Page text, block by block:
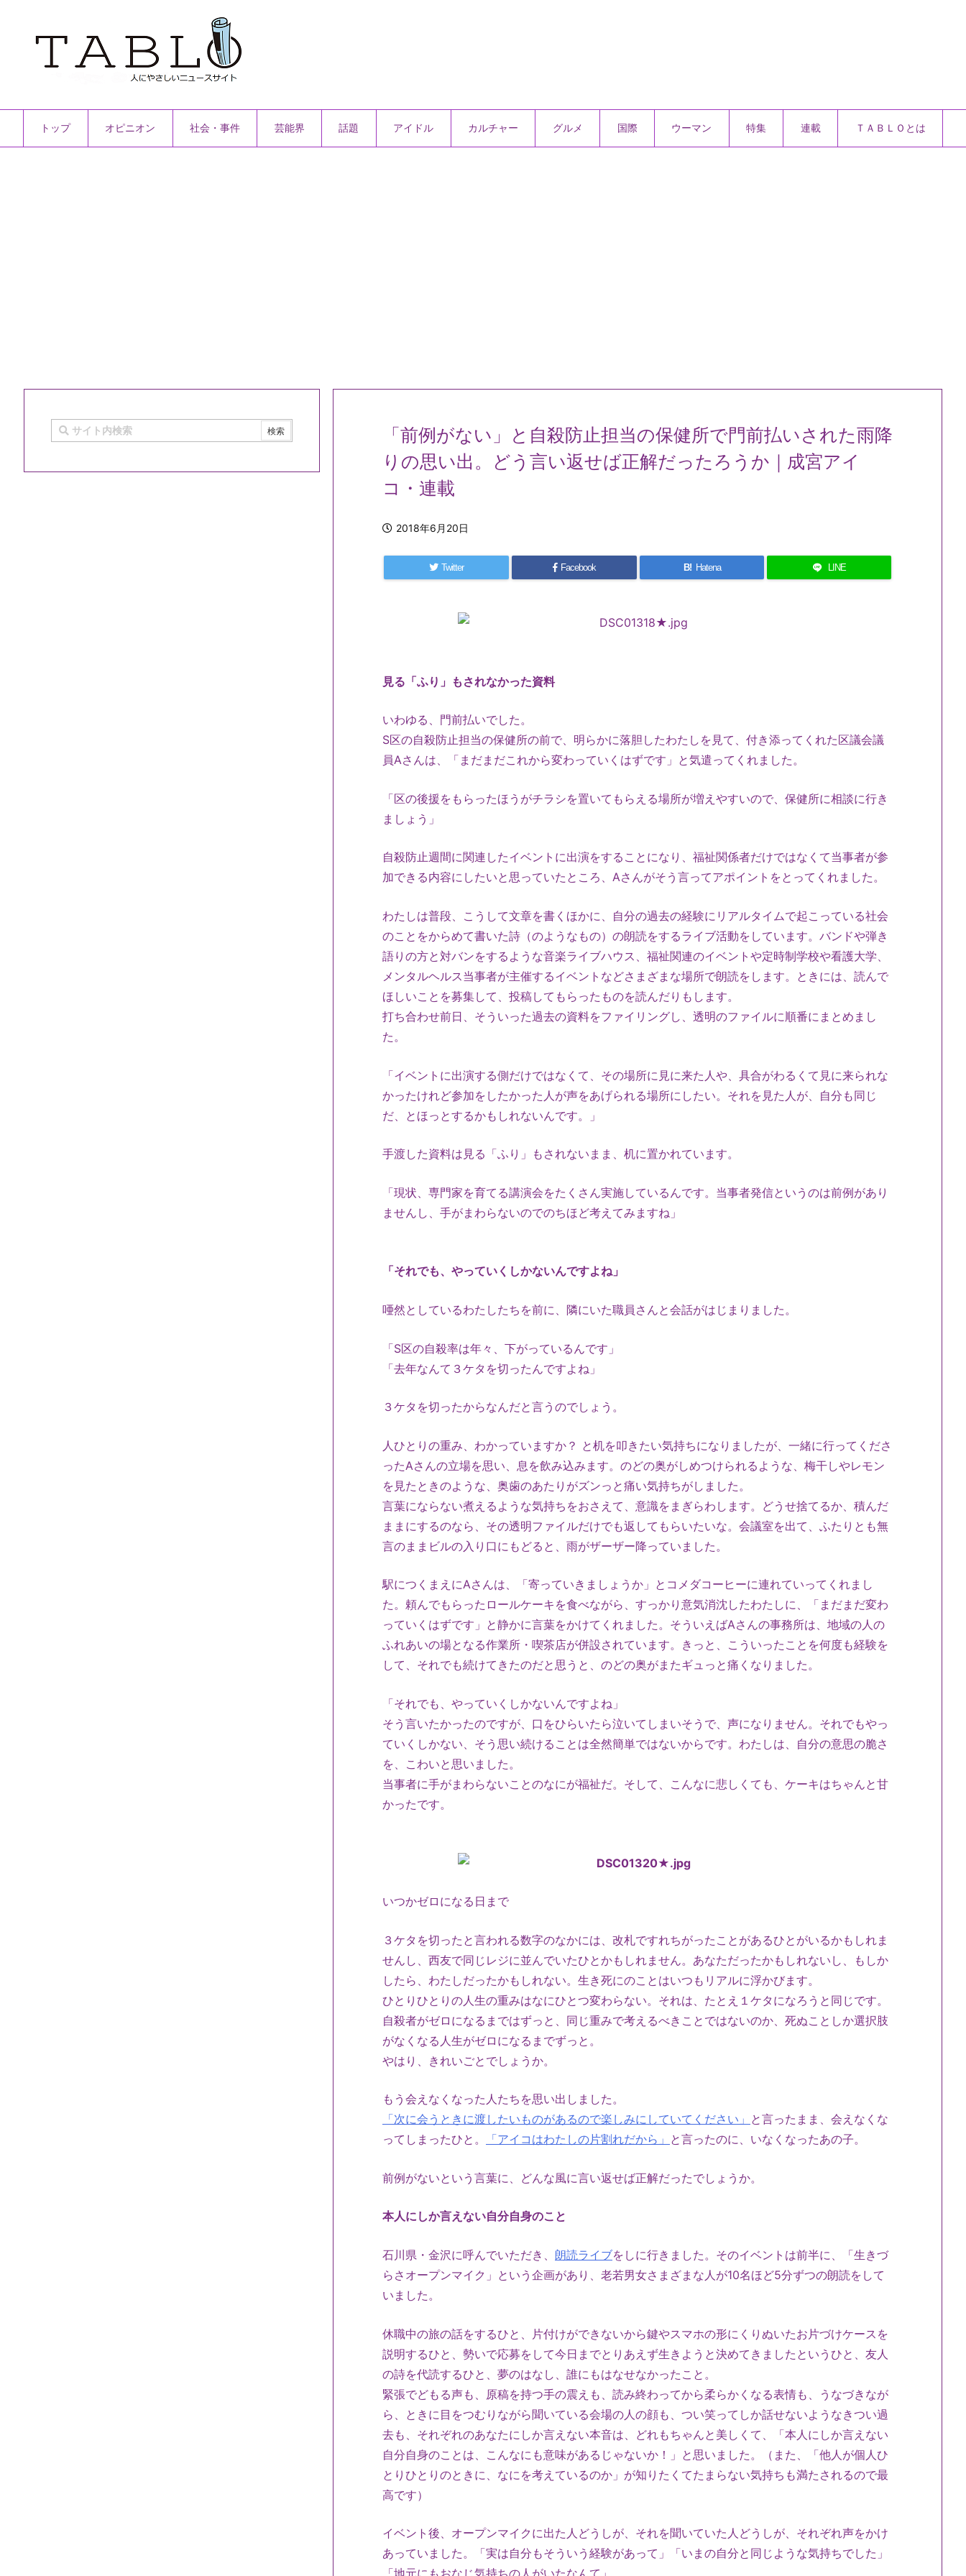
トップ オピニオン 社会・事件 芸能界 話題 アイドル カルチャー グルメ 国際 ウーマン 特集 連載 ＴＡＢＬＯとは
「前例がない」と自殺防止担当の保健所で門前払いされた雨降
りの思い出。どう言い返せば正解だったろうか｜成宮アイ
コ・連載
2018年6月20日
Twitter Facebook B! Hatena LINE
見る「ふり」もされなかった資料
いわゆる、門前払いでした。
S区の自殺防止担当の保健所の前で、明らかに落胆したわたしを見て、付き添ってくれた区議会議
員Aさんは、「まだまだこれから変わっていくはずです」と気遣ってくれました。
「区の後援をもらったほうがチラシを置いてもらえる場所が増えやすいので、保健所に相談に行き
ましょう」
自殺防止週間に関連したイベントに出演をすることになり、福祉関係者だけではなくて当事者が参
加できる内容にしたいと思っていたところ、Aさんがそう言ってアポイントをとってくれました。
わたしは普段、こうして文章を書くほかに、自分の過去の経験にリアルタイムで起こっている社会
のことをからめて書いた詩（のようなもの）の朗読をするライブ活動をしています。バンドや弾き
語りの方と対バンをするような音楽ライブハウス、福祉関連のイベントや定時制学校や看護大学、
メンタルヘルス当事者が主催するイベントなどさまざまな場所で朗読をします。ときには、読んで
ほしいことを募集して、投稿してもらったものを読んだりもします。
打ち合わせ前日、そういった過去の資料をファイリングし、透明のファイルに順番にまとめまし
た。
「イベントに出演する側だけではなくて、その場所に見に来た人や、具合がわるくて見に来られな
かったけれど参加をしたかった人が声をあげられる場所にしたい。それを見た人が、自分も同じ
だ、とほっとするかもしれないんです。」
手渡した資料は見る「ふり」もされないまま、机に置かれています。
「現状、専門家を育てる講演会をたくさん実施しているんです。当事者発信というのは前例があり
ませんし、手がまわらないのでのちほど考えてみますね」
「それでも、やっていくしかないんですよね」
唖然としているわたしたちを前に、隣にいた職員さんと会話がはじまりました。
「S区の自殺率は年々、下がっているんです」
「去年なんて３ケタを切ったんですよね」
３ケタを切ったからなんだと言うのでしょう。
人ひとりの重み、わかっていますか？ と机を叩きたい気持ちになりましたが、一緒に行ってくださ
ったAさんの立場を思い、息を飲み込みます。のどの奥がしめつけられるような、梅干しやレモン
を見たときのような、奥歯のあたりがズンっと痛い気持ちがしました。
言葉にならない煮えるような気持ちをおさえて、意識をまぎらわします。どうせ捨てるか、積んだ
ままにするのなら、その透明ファイルだけでも返してもらいたいな。会議室を出て、ふたりとも無
言のままビルの入り口にもどると、雨がザーザー降っていました。
駅につくまえにAさんは、「寄っていきましょうか」とコメダコーヒーに連れていってくれまし
た。頼んでもらったロールケーキを食べながら、すっかり意気消沈したわたしに、「まだまだ変わ
っていくはずです」と静かに言葉をかけてくれました。そういえばAさんの事務所は、地域の人の
ふれあいの場となる作業所・喫茶店が併設されています。きっと、こういったことを何度も経験を
して、それでも続けてきたのだと思うと、のどの奥がまたギュっと痛くなりました。
「それでも、やっていくしかないんですよね」
そう言いたかったのですが、口をひらいたら泣いてしまいそうで、声になりません。それでもやっ
ていくしかない、そう思い続けることは全然簡単ではないからです。わたしは、自分の意思の脆さ
を、こわいと思いました。
当事者に手がまわらないことのなにが福祉だ。そして、こんなに悲しくても、ケーキはちゃんと甘
かったです。
いつかゼロになる日まで
３ケタを切ったと言われる数字のなかには、改札ですれちがったことがあるひとがいるかもしれま
せんし、西友で同じレジに並んでいたひとかもしれません。あなただったかもしれないし、もしか
したら、わたしだったかもしれない。生き死にのことはいつもリアルに浮かびます。
ひとりひとりの人生の重みはなにひとつ変わらない。それは、たとえ１ケタになろうと同じです。
自殺者がゼロになるまではずっと、同じ重みで考えるべきことではないのか、死ぬことしか選択肢
がなくなる人生がゼロになるまでずっと。
やはり、きれいごとでしょうか。
もう会えなくなった人たちを思い出しました。
「次に会うときに渡したいものがあるので楽しみにしていてください」 と言ったまま、会えなくな
ってしまったひと。
「アイコはわたしの片割れだから」 と言ったのに、いなくなったあの子。
前例がないという言葉に、どんな風に言い返せば正解だったでしょうか。
本人にしか言えない自分自身のこと
石川県・金沢に呼んでいただき、 朗読ライブをしに行きました。そのイベントは前半に、「生きづ
らさオープンマイク」という企画があり、老若男女さまざまな人が10名ほど5分ずつの朗読をして
いました。
休職中の旅の話をするひと、片付けができないから鍵やスマホの形にくりぬいたお片づけケースを
説明するひと、勢いで応募をして今日までとりあえず生きようと決めてきましたというひと、友人
の詩を代読するひと、夢のはなし、誰にもはなせなかったこと。
緊張でどもる声も、原稿を持つ手の震えも、読み終わってから柔らかくなる表情も、うなづきなが
ら、ときに目をつむりながら聞いている会場の人の顔も、つい笑ってしか話せないようなきつい過
去も、それぞれのあなたにしか言えない本音は、どれもちゃんと美しくて、「本人にしか言えない
自分自身のことは、こんなにも意味があるじゃないか！」と思いました。（また、「他人が個人ひ
とりひとりのときに、なにを考えているのか」が知りたくてたまらない気持ちも満たされるので最
高です）
イベント後、オープンマイクに出た人どうしが、それを聞いていた人どうしが、それぞれ声をかけ
あっていました。「実は自分もそういう経験があって」「いまの自分と同じような気持ちでした」